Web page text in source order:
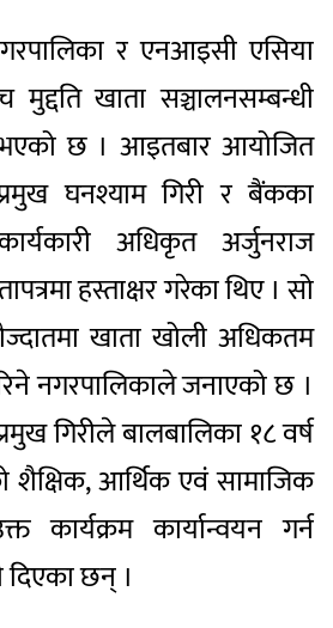
र एनआइसी एसिया
खाता सञ्चालनसम्बन्धी
भएको छ । आइतबार आयोजित
घनश्याम गिरी र बैंकका
अधिकृत अर्जुनराज
हस्ताक्षर गरेका थिए । सो
खाता खोली अधिकतम
नगरपालिकाले जनाएको छ ।
गिरीले बालबालिका १८ वर्ष
शैक्षिक, आर्थिक एवं सामाजिक
कार्यक्रम कार्यान्वयन गर्न
दिएका छन् ।